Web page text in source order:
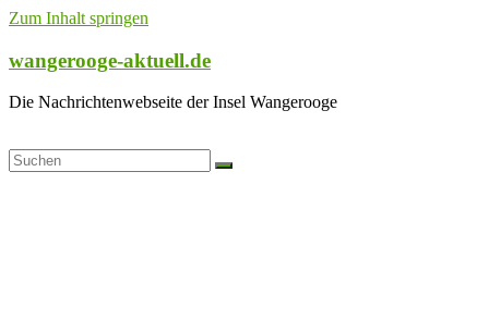
Zum Inhalt springen
wangerooge-aktuell.de
Die Nachrichtenwebseite der Insel Wangerooge